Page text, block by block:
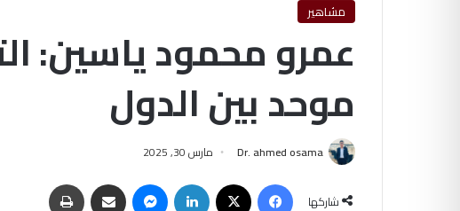
مشاهير
عمرو محمود ياسين:
موحد بين الدول
Dr. ahmed osama مارس 30, 2025
شاركها